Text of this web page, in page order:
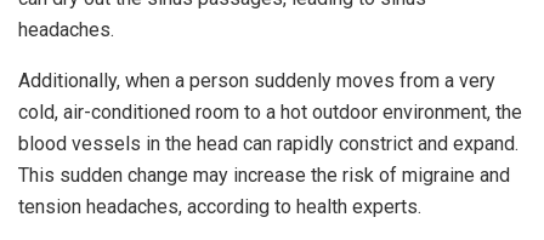
headaches.
Additionally, when a person suddenly moves from a very
cold, air-conditioned room to a hot outdoor environment, the
blood vessels in the head can rapidly constrict and expand.
This sudden change may increase the risk of migraine and
tension headaches, according to health experts.